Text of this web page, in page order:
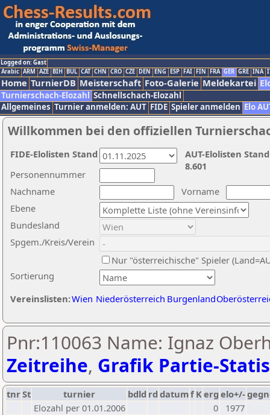
Logged on: Gast
Arabic ARM AZE BIH BUL CAT CHN CRO CZE DEN ENG ESP FAI FIN FRA GER GRE INA
Home TurnierDB Meisterschaft Foto-Galerie Meldekartei
Turnierschach-Elozahl Schnellschach-Elozahl
Allgemeines Turnier anmelden: AUT FIDE Spieler anmelden Elo
Willkommen bei den offiziellen
Nachname
Vorname
Ebene
Sortierung
Personennummer
Bundesland
Spgem./Kreis/Verein
Nur "österreichische" Spieler
Vereinslisten:Wien Niederösterreich Burgenland
AUT-Elolisten
8.601
FIDE-Elolisten Stand
Pnr:110063 Name: Ignaz
Zeitreihe, Grafik Partie-
tnrSt turnier bdld rd datumf Kerg elo+/-
Elozahl per 01.01.2006
0
1977